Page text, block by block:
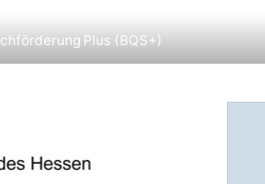
Plus (BQS+)